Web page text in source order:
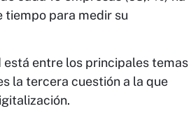
para medir su
entre los principales temas
la tercera cuestión a la que